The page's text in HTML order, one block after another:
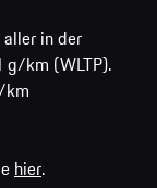
in der
g/km (WLTP).
km
hier.